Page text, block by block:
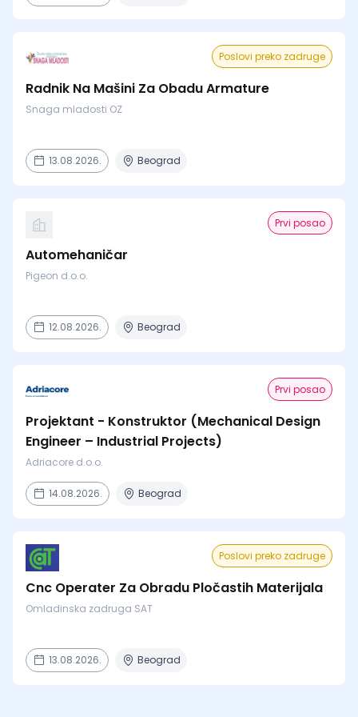
Poslovi preko zadruge
Radnik Na Mašini Za Obadu Armature
Snaga mladosti OZ
13.08.2026. Beograd
Prvi posao
Automehaničar
Pigeon d.o.o.
12.08.2026. Beograd
Prvi posao
Projektant - Konstruktor (Mechanical Design
Engineer – Industrial Projects)
Adriacore d.o.o.
14.08.2026. Beograd
Poslovi preko zadruge
Cnc Operater Za Obradu Pločastih Materijala
Omladinska zadruga SAT
13.08.2026. Beograd